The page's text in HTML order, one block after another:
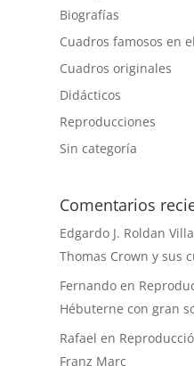
Biografías
Cuadros famosos en
Cuadros originales
Didácticos
Reproducciones
Sin categoría
Comentarios
Edgardo J. Roldan
Thomas Crown y sus
Fernando en
Hébuterne con gran
Rafael en
Franz Marc